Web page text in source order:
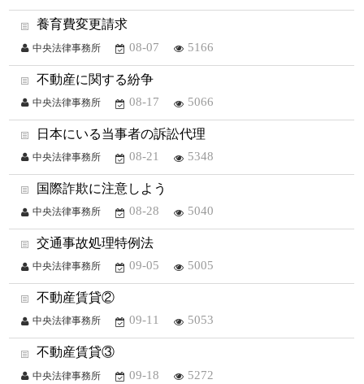
養育費変更請求
中央法律事務所 08-07 5166
不動産に関する紛争
中央法律事務所 08-17 5066
日本にいる当事者の訴訟代理
中央法律事務所 08-21 5348
国際詐欺に注意しよう
中央法律事務所 08-28 5040
交通事故処理特例法
中央法律事務所 09-05 5005
不動産賃貸②
中央法律事務所 09-11 5053
不動産賃貸③
中央法律事務所 09-18 5272